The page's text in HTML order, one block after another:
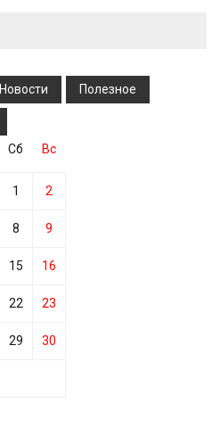
Новости Полезное
Сб Вс
1 2
8 9
15 16
22 23
29 30